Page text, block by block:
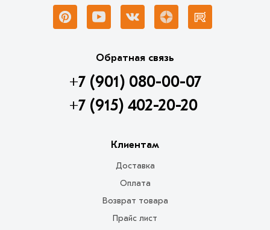
Обратная связь
+7 (901) 080-00-07
+7 (915) 402-20-20
Клиентам
Доставка
Оплата
Возврат товара
Прайс лист